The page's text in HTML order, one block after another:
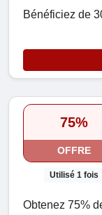
Bénéficiez de
75%
OFFRE
Utilisé 1 fois
Obtenez 75%